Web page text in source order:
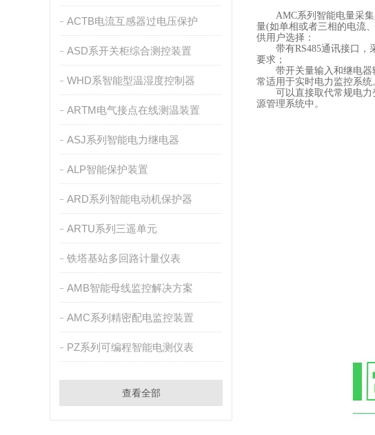
ACTB电流互感器过电压保护
ASD系开关柜综合测控装置
WHD系智能型温湿度控制器
ARTM电气接点在线测温装置
ASJ系列智能电力继电器
ALP智能保护装置
ARD系列智能电动机保护器
ARTU系列三遥单元
铁塔基站多回路计量仪表
AMB智能母线监控解决方案
AMC系列精密配电监控装置
PZ系列可编程智能电测仪表
查看全部
AMC系列智能电量采
量(如单相或者三相的电流
供用户选择：
带有RS485通讯接口，
要求；
带开关量输入和继电
常适用于实时电力监控系统
可以直接取代常规电力
源管理系统中。